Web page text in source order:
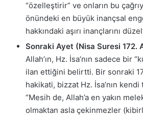
“özelleştirir” ve onların bu
önündeki en büyük inançsal
hakkındaki aşırı inançlarını
Sonraki Ayet (Nisa Suresi 172.
Allah’ın, Hz. İsa’nın sadece bir
ilan ettiğini belirtti. Bir sonraki
hakikati, bizzat Hz. İsa’nın
“Mesih de, Allah’a en yakın
olmaktan asla çekinmezler